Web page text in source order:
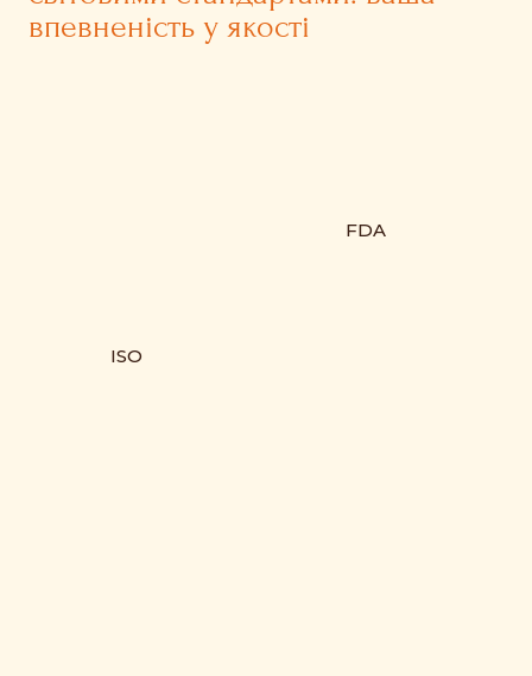
ISO
FDA
впевненість у якості